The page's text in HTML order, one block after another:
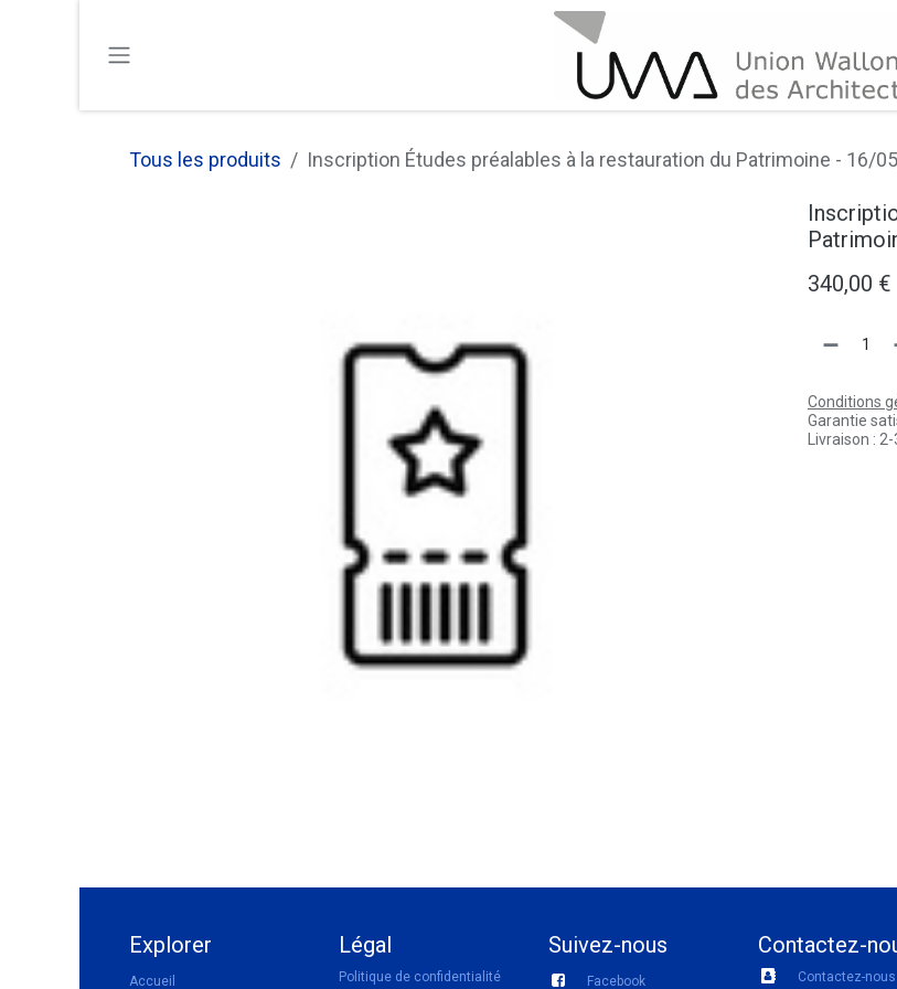
Tous les produits Inscription Études préalables à la restauration du Patrimoine - 16/
340,00 €
Conditions
Garantie
Livraison :
Explorer
Accueil
Légal
Politique de confidentialité
Suivez-nous
Facebook
Contactez-
Contactez-nous